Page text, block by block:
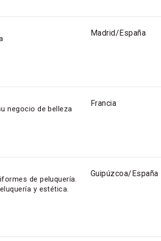
Madrid/España
negocio de belleza
Francia
de peluquería.
y estética.
Guipúzcoa/España